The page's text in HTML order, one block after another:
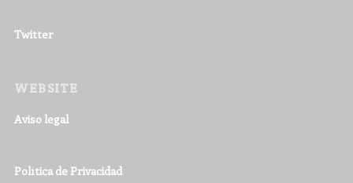
Twitter
WEBSITE
Aviso legal
Política de Privacidad